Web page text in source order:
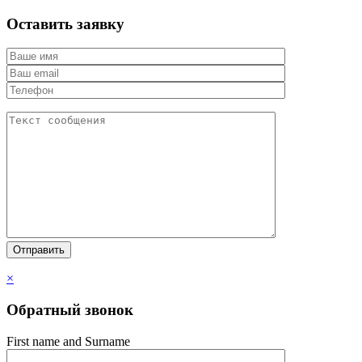
Оставить заявку
×
Обратный звонок
First name and Surname